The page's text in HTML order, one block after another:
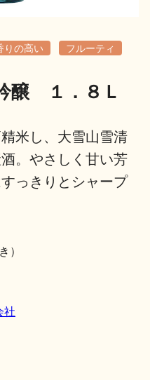
酒蔵元会検定
地酒小説
りの高い フルーティ
１．８Ｌ
米し、大雪山雪清
。やさしく甘い芳
っきりとシャープ
）
社